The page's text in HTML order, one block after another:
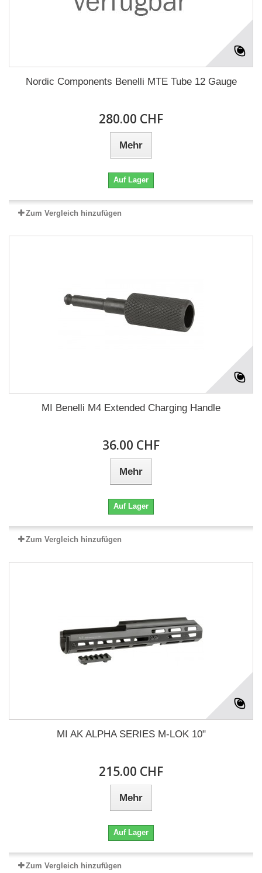
Nordic Components Benelli MTE Tube 12 Gauge
280.00 CHF
Mehr
Auf Lager
Zum Vergleich hinzufügen
MI Benelli M4 Extended Charging Handle
36.00 CHF
Mehr
Auf Lager
Zum Vergleich hinzufügen
MI AK ALPHA SERIES M-LOK 10"
215.00 CHF
Mehr
Auf Lager
Zum Vergleich hinzufügen